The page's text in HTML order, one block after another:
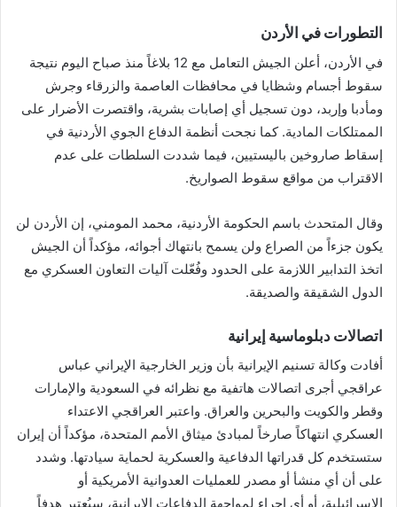
التطورات في الأردن
في الأردن، أعلن الجيش التعامل مع 12 بلاغاً منذ صباح اليوم نتيجة
سقوط أجسام وشظايا في محافظات العاصمة والزرقاء وجرش
ومأدبا وإربد، دون تسجيل أي إصابات بشرية، واقتصرت الأضرار على
الممتلكات المادية. كما نجحت أنظمة الدفاع الجوي الأردنية في
إسقاط صاروخين باليستيين، فيما شددت السلطات على عدم
الاقتراب من مواقع سقوط الصواريخ.
وقال المتحدث باسم الحكومة الأردنية، محمد المومني، إن الأردن لن
يكون جزءاً من الصراع ولن يسمح بانتهاك أجوائه، مؤكداً أن الجيش
اتخذ التدابير اللازمة على الحدود وفُعّلت آليات التعاون العسكري مع
الدول الشقيقة والصديقة.
اتصالات دبلوماسية إيرانية
أفادت وكالة تسنيم الإيرانية بأن وزير الخارجية الإيراني عباس
عراقجي أجرى اتصالات هاتفية مع نظرائه في السعودية والإمارات
وقطر والكويت والبحرين والعراق. واعتبر العراقجي الاعتداء
العسكري انتهاكاً صارخاً لمبادئ ميثاق الأمم المتحدة، مؤكداً أن إيران
ستستخدم كل قدراتها الدفاعية والعسكرية لحماية سيادتها. وشدد
على أن أي منشأ أو مصدر للعمليات العدوانية الأمريكية أو
الإسرائيلية، أو أي إجراء لمواجهة الدفاعات الإيرانية، سيُعتبر هدفاً